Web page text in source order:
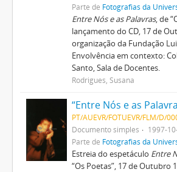
Parte de Fotografias da
Entre Nós e as Palavras, de
lançamento do CD, 17 de
organização da Fundação
Envolvência em contexto:
Santo, Sala de Docentes.
Rodrigues, Susana
“Entre Nós e as
PT/AUEVR/FOTUEVR/FLM/D/
Documento simples
1997-
Parte de Fotografias da
Estreia do espetáculo Entre
“Os Poetas”, 17 de Outubro